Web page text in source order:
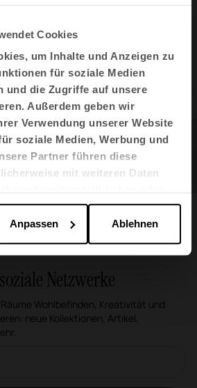
Cookies
um Inhalte und Anzeigen zu
für soziale Medien
und die Zugriffe auf unsere
Außerdem geben wir
Verwendung unserer Website
soziale Medien, Werbung und
Partner führen diese
mit weiteren Daten
Nutzung der Dienste
Anpassen Ablehnen
by Frigerio Design Group
Netzwerke
Wohlbefinden, Kreativität und
neue Kollektionen, Artikel,